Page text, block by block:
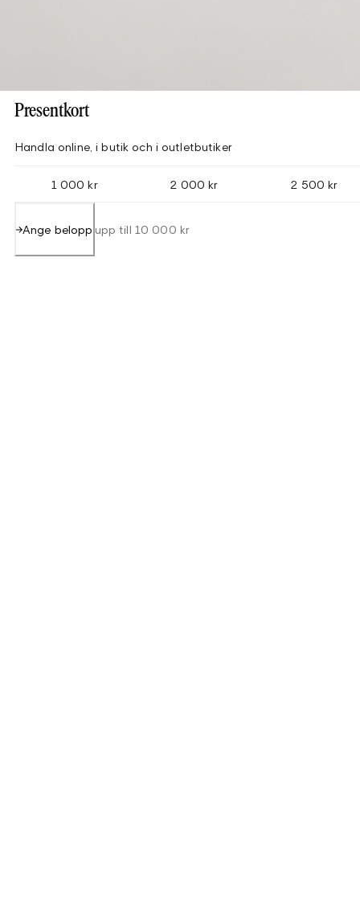
Presentkort
Handla online, i butik och i outletbutiker
1 000 kr 2 000 kr 2 500 kr
Ange belopp upp till 10 000 kr